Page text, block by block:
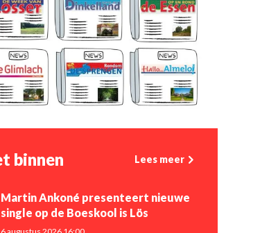
binnen Lees meer
Martin Ankoné presenteert nieuwe
single op de Boeskool is Lös